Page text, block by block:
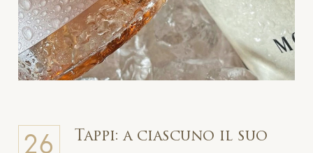
26 Tappi: a ciascuno il suo